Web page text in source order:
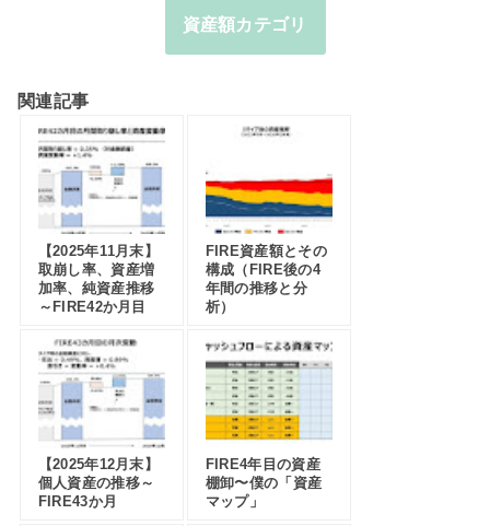
資産額カテゴリ
関連記事
【2025年11月末】
取崩し率、資産増
加率、純資産推移
～FIRE42か月目
FIRE資産額とその
構成（FIRE後の4
年間の推移と分
析）
【2025年12月末】
個人資産の推移～
FIRE43か月
FIRE4年目の資産
棚卸〜僕の「資産
マップ」